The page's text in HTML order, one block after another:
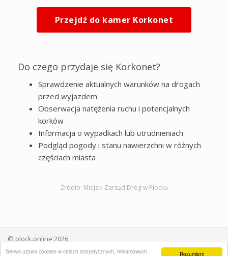
Rozumiem
Serwis używa cookies w celach statystycznych, reklamowych
Przejdź do kamer Korkonet
Do czego przydaje się Korkonet?
Sprawdzenie aktualnych warunków na drogach
przed wyjazdem
Obserwacja natężenia ruchu i potencjalnych
korków
Informacja o wypadkach lub utrudnieniach
Podgląd pogody i stanu nawierzchni w różnych
częściach miasta
Źródło: Miejski Zarząd Dróg w Płocku
© plock.online 2026
Monitoruj Płock:
Kamery na żywo |Stan wody Wisły|Jakość